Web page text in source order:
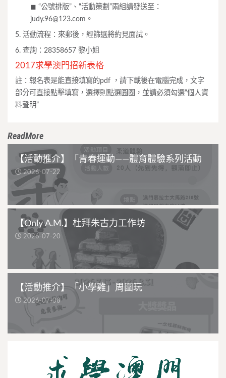
◼︎ “公號排版”、“活動策劃”兩組請發送至：
judy.96@123.com 。
5. 活動流程：來郵後，經篩選將約見面試。
6. 查詢：28358657 黎小姐
2017求學澳門招新表格
註 ： 報名表是能直接填寫的pdf ， 請下載後在電腦完成 ， 文字
部分可直接點擊填寫 ， 選擇則點選圓圈 ， 並請必須勾選“個人資
料聲明”
ReadMore
【活動推介】「青春運動——體育體驗系列活動
2026-07-22
【Only A.M.】杜拜朱古力工作坊
2026-07-20
【活動推介】「小學雞」周圍玩
2026-07-08